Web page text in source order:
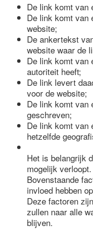
De link komt van
De link komt van
website;
De ankertekst
website waar de
De link komt van
autoriteit heeft;
De link levert
voor de website;
De link komt van
geschreven;
De link komt van
hetzelfde
Het is belangrijk
mogelijk verloopt.
Bovenstaande
invloed hebben
Deze factoren
zullen naar alle
blijven.